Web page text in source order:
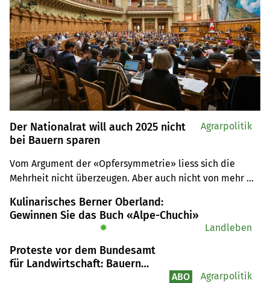
Der Nationalrat will auch 2025 nicht
bei Bauern sparen
Vom Argument der «Opfersymmetrie» liess sich die
Mehrheit nicht überzeugen. Aber auch nicht von mehr
Agrarpolitik
Kulinarisches Berner Oberland:
Gewinnen Sie das Buch «Alpe-Chuchi»
✹ Landleben
Proteste vor dem Bundesamt
für Landwirtschaft: Bauern
ABO Agrarpolitik